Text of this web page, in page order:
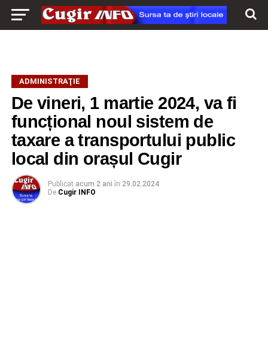
ADMINISTRAŢIE
De vineri, 1 martie 2024, va fi
funcțional noul sistem de
taxare a transportului public
local din orașul Cugir
Publicat acum 2 ani în 29.02.2024
De Cugir INFO